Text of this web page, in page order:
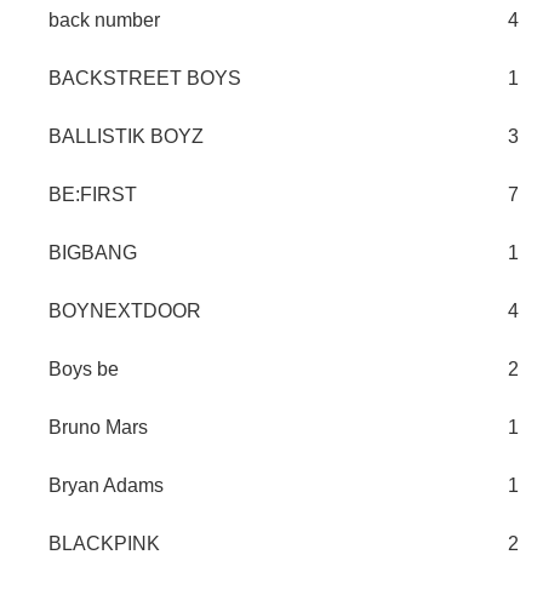
back number 4
BACKSTREET BOYS 1
BALLISTIK BOYZ 3
BE:FIRST 7
BIGBANG 1
BOYNEXTDOOR 4
Boys be 2
Bruno Mars 1
Bryan Adams 1
BLACKPINK 2